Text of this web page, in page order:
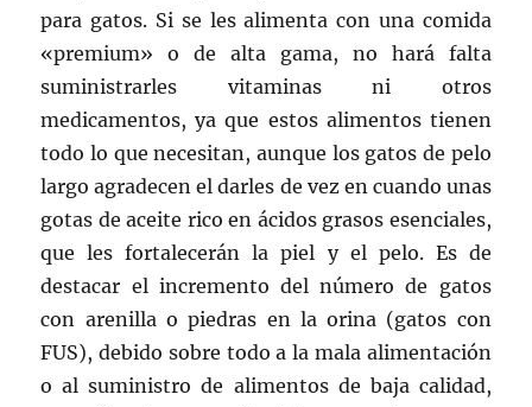
para gatos. Si se les alimenta con una comida
«premium» o de alta gama, no hará falta
suministrarles vitaminas ni otros
medicamentos, ya que estos alimentos tienen
todo lo que necesitan, aunque los gatos de pelo
largo agradecen el darles de vez en cuando unas
gotas de aceite rico en ácidos grasos esenciales,
que les fortalecerán la piel y el pelo. Es de
destacar el incremento del número de gatos
con arenilla o piedras en la orina (gatos con
FUS), debido sobre todo a la mala alimentación
o al suministro de alimentos de baja calidad,